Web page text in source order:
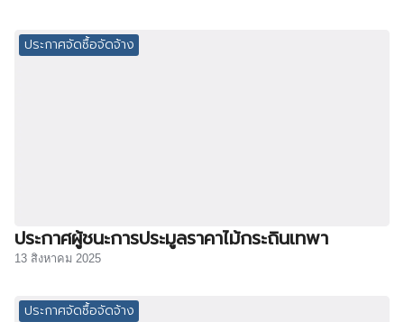
ประกาศจัดซื้อจัดจ้าง
ประกาศผู้ชนะการประมูลราคาไม้กระถินเทพา
13 สิงหาคม 2025
ประกาศจัดซื้อจัดจ้าง